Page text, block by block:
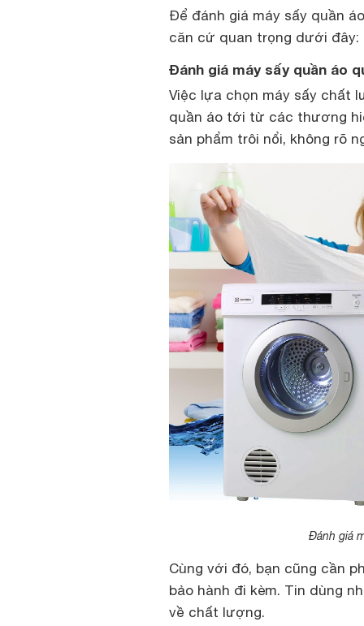
Để đánh giá máy sấy quần
căn cứ quan trọng dưới đây:
Đánh giá máy sấy quần áo
Việc lựa chọn máy sấy chất
quần áo tới từ các thương
sản phẩm trôi nổi, không rõ
Đánh giá
Cùng với đó, bạn cũng cần
bảo hành đi kèm. Tin dùng
về chất lượng.